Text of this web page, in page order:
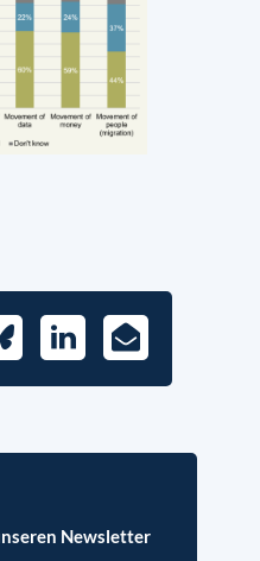
LinkedIn
E-
Mail
Newsletter